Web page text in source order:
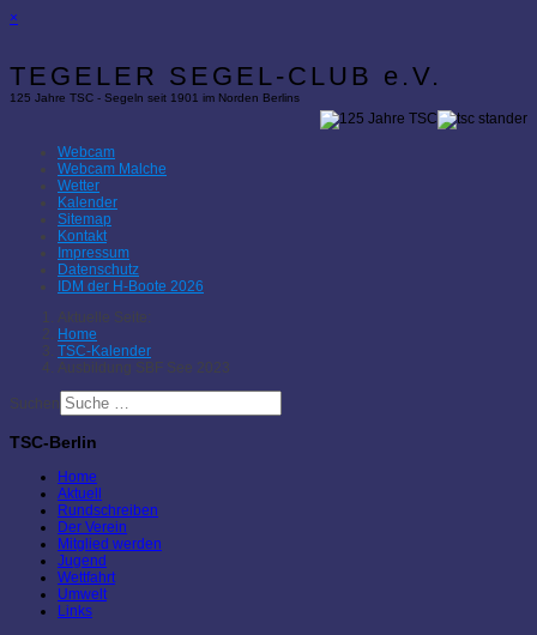
×
TEGELER SEGEL-CLUB e.V.
125 Jahre TSC - Segeln seit 1901 im Norden Berlins
Webcam
Webcam Malche
Wetter
Kalender
Sitemap
Kontakt
Impressum
Datenschutz
IDM der H-Boote 2026
Aktuelle Seite:
Home
TSC-Kalender
Ausbildung SBF See 2023
Suchen
TSC-Berlin
Home
Aktuell
Rundschreiben
Der Verein
Mitglied werden
Jugend
Wettfahrt
Umwelt
Links